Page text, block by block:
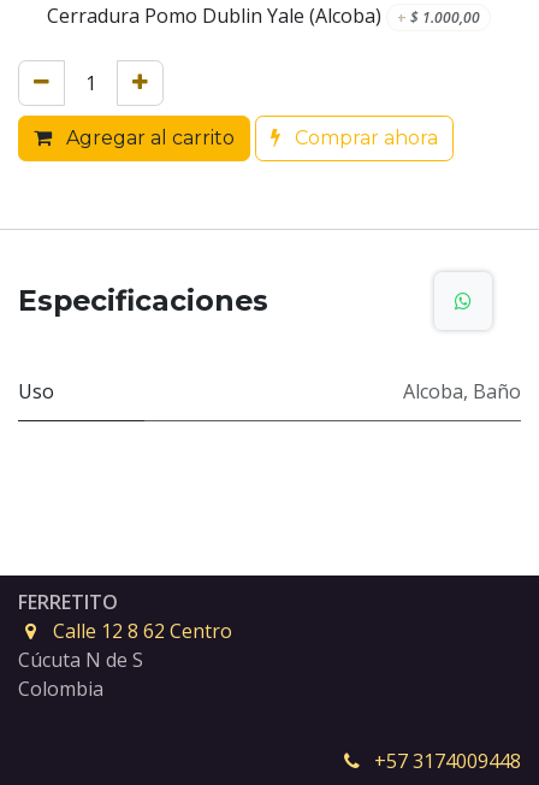
Cerradura Pomo Dublin Yale (Alcoba)
+ $ 1.000,00
Agregar al carrito Comprar ahora
Especificaciones
Uso Alcoba, Baño
FERRETITO
Calle 12 8 62 Centro
Cúcuta N de S
Colombia
+57 3174009448